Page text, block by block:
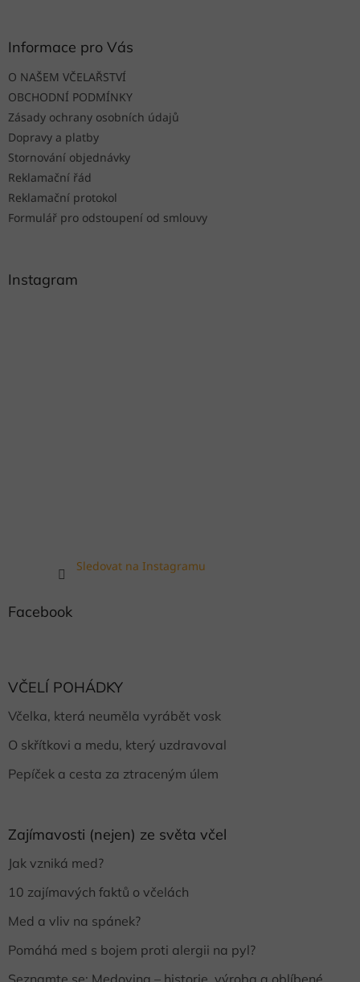
Informace pro Vás
O NAŠEM VČELAŘSTVÍ
OBCHODNÍ PODMÍNKY
Zásady ochrany osobních údajů
Dopravy a platby
Stornování objednávky
Reklamační řád
Reklamační protokol
Formulář pro odstoupení od smlouvy
Instagram
Sledovat na Instagramu
Facebook
VČELÍ POHÁDKY
Včelka, která neuměla vyrábět vosk
O skřítkovi a medu, který uzdravoval
Pepíček a cesta za ztraceným úlem
Zajímavosti (nejen) ze světa včel
Jak vzniká med?
10 zajímavých faktů o včelách
Med a vliv na spánek?
Pomáhá med s bojem proti alergii na pyl?
Seznamte se: Medovina – historie, výroba a oblíbené